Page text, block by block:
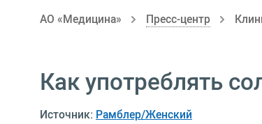
АО «Медицина» Пресс-центр
Как употреблять
Источник: Рамблер/Женский